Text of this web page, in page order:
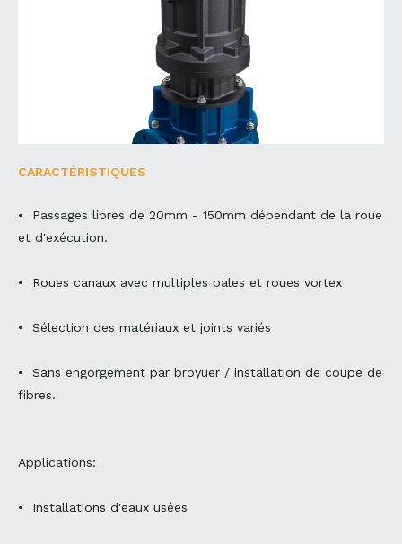
CARACTÉRISTIQUES
• Passages libres de 20mm - 150mm dépendant de la roue
et d'exécution.
• Roues canaux avec multiples pales et roues vortex
• Sélection des matériaux et joints variés
• Sans engorgement par broyuer / installation de coupe de
fibres.
Applications:
• Installations d'eaux usées